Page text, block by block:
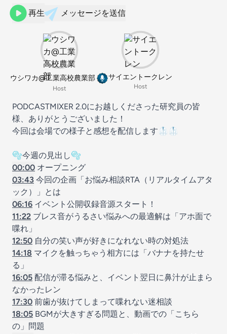
再生 メッセージを送信
ウシワカ@工業高校農業部
Host
サイエントークレン
Host
PODCASTMIXER 2.0にお越しくださった研究員の皆
様、ありがとうございました！
今回は会場での様子と感想を配信します🥼🥼
🫧今週の見出し🫧
00:00 オープニング
03:43 今回の企画「お悩み相談RTA（リアルタイムアタ
ック）」とは
06:16 イベント公開収録音源スタート！
11:22 ブレス音がうるさい悩みへの最適解は「アホ面で
喋れ」
12:50 自分の笑い声が好きになれない時の対処法
14:18 マイクを触っちゃう相方には「バナナを持たせ
る」
16:05 配信が滞る悩みと、イベント翌日に鼻汁が止まら
なかったレン
17:30 前歯が抜けてしまって喋れない迷相談
18:05 BGMが大きすぎる問題と、動画での「こちら
の」問題